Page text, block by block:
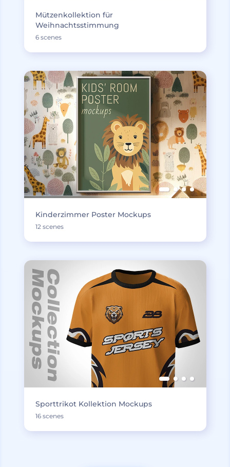
Mützenkollektion für
Weihnachtsstimmung
6 scenes
Kinderzimmer Poster Mockups
12 scenes
Sporttrikot Kollektion Mockups
16 scenes